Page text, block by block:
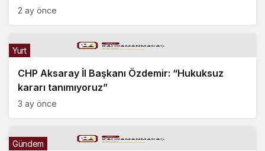
2 ay önce
CHP Aksaray İl Başkanı Özdemir: “Hukuksuz
kararı tanımıyoruz”
Yurt
3 ay önce
Gündem